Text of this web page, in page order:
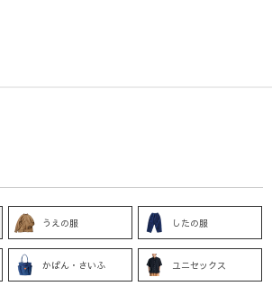
うえの服 したの服
かばん・さいふ ユニセックス